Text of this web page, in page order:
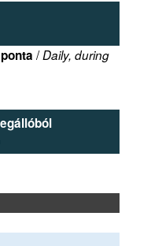
/Daily, during